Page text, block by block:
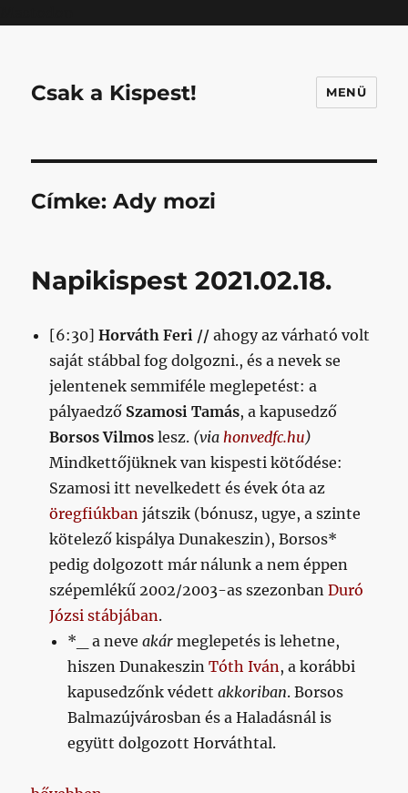
Csak a Kispest! MENÜ
Címke:Ady mozi
Napikispest 2021.02.18.
[6:30]Horváth Feri // ahogy az várható volt
saját stábbal fog dolgozni., és a nevek se
jelentenek semmiféle meglepetést: a
pályaedző Szamosi Tamás, a kapusedző
Borsos Vilmos lesz. (viahonvedfc.hu)
Mindkettőjüknek van kispesti kötődése:
Szamosi itt nevelkedett és évek óta az
öregfiúkban játszik (bónusz, ugye, a szinte
kötelező kispálya Dunakeszin), Borsos*
pedig dolgozott már nálunk a nem éppen
szépemlékű 2002/2003-as szezonbanDuró
Józsi stábjában.
*_ a neveakár meglepetés is lehetne,
hiszen DunakeszinTóth Iván, a korábbi
kapusedzőnk védettakkoriban. Borsos
Balmazújvárosban és a Haladásnál is
együtt dolgozott Horváthtal.